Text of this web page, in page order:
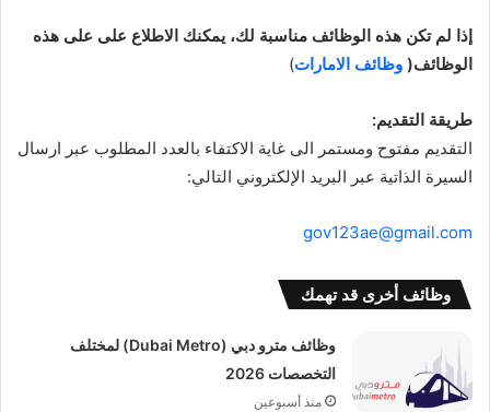
إذا لم تكن هذه الوظائف مناسبة لك، يمكنك الاطلاع على على هذه
الوظائف( وظائف الامارات)
طريقة التقديم:
التقديم مفتوح ومستمر الى غاية الاكتفاء بالعدد المطلوب عبر ارسال
السيرة الذاتية عبر البريد الإلكتروني التالي:
gov123ae@gmail.com
وظائف أخرى قد تهمك
وظائف مترو دبي (Dubai Metro) لمختلف
التخصصات 2026
منذ أسبوعين